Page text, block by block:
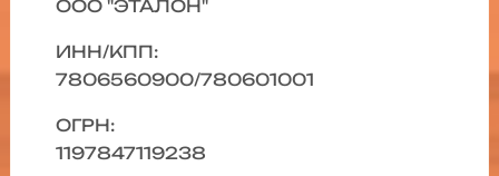
ООО "ЭТАЛОН"
ИНН/КПП:
7806560900/780601001
ОГРН:
1197847119238